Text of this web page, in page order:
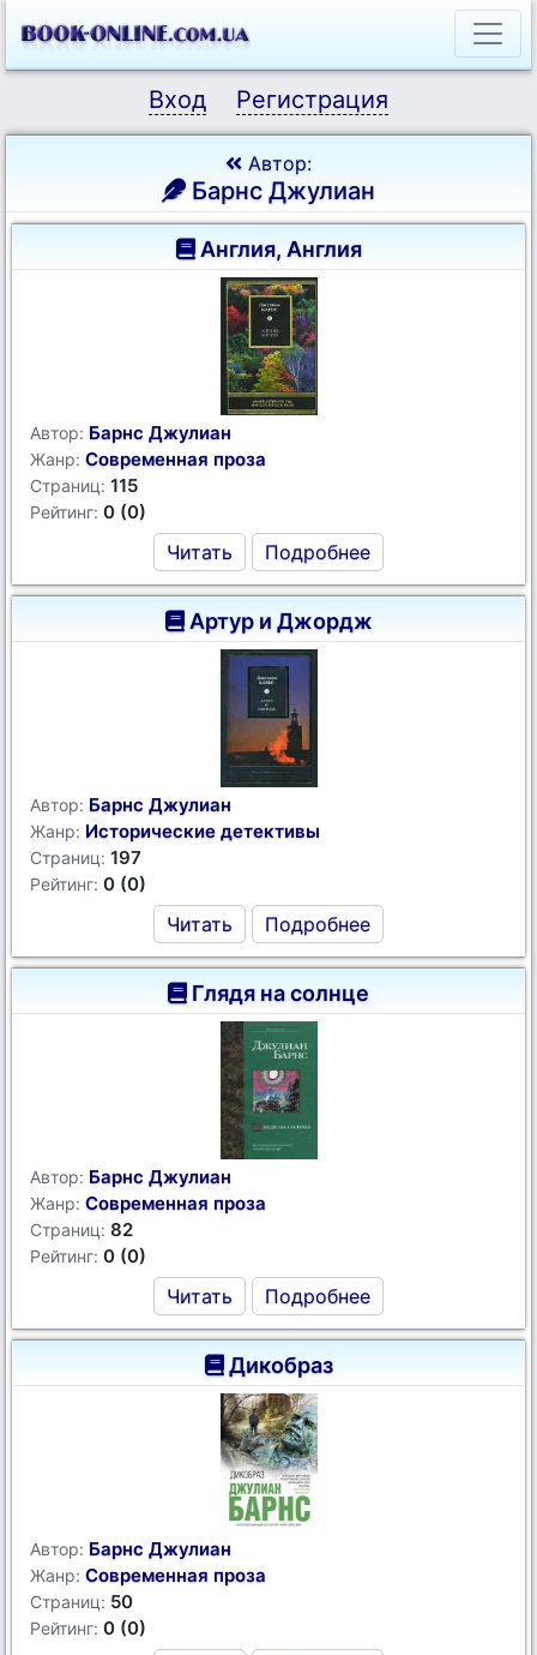
Вход Регистрация
Автор:
Барнс Джулиан
Англия, Англия
Автор: Барнс Джулиан
Жанр: Современная проза
Страниц: 115
Рейтинг: 0 (0)
Читать Подробнее
Артур и Джордж
Автор: Барнс Джулиан
Жанр: Исторические детективы
Страниц: 197
Рейтинг: 0 (0)
Читать Подробнее
Глядя на солнце
Автор: Барнс Джулиан
Жанр: Современная проза
Страниц: 82
Рейтинг: 0 (0)
Читать Подробнее
Дикобраз
Автор: Барнс Джулиан
Жанр: Современная проза
Страниц: 50
Рейтинг: 0 (0)